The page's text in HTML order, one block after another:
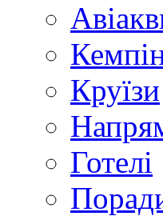
Круїзи
Готелі